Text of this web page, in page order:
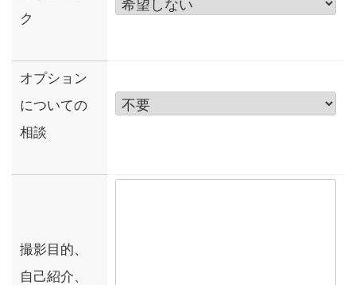
ク
オプション
についての
相談
撮影目的、
自己紹介、